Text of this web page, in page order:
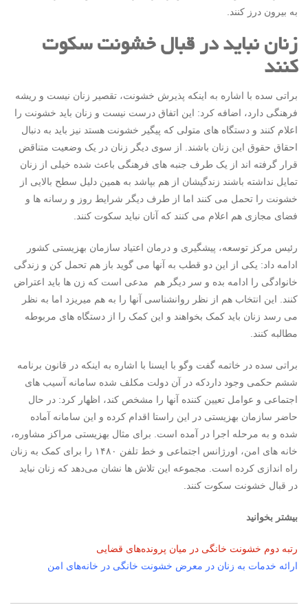
به بیرون درز کنند.
زنان نباید در قبال خشونت سکوت
کنند
براتی سده با اشاره به اینکه پذیرش خشونت، تقصیر زنان نیست و ریشه
فرهنگی دارد، اضافه کرد: این اتفاق درست نیست و زنان باید خشونت را
اعلام کنند و دستگاه های متولی که پیگیر خشونت هستد نیز باید به دنبال
احقاق حقوق این زنان باشند. از سوی دیگر زنان در یک وضعیت متناقض
قرار گرفته اند از یک طرف جنبه های فرهنگی باعث شده خیلی از زنان
تمایل نداشته باشند زندگیشان از هم بپاشد به همین دلیل سطح بالایی از
خشونت را تحمل می کنند اما از طرف دیگر شرایط روز و رسانه ها و
فضای مجازی هم اعلام می کنند که آنان نباید سکوت کنند.
رئیس مرکز توسعه، پیشگیری و درمان اعتیاد سازمان بهزیستی کشور
ادامه داد: یکی از این دو قطب به آنها می گوید باز هم تحمل کن و زندگی
خانوادگی را ادامه بده و سر دیگر هم مدعی است که زن ها باید اعتراض
کنند. این انتخاب هم از نظر روانشناسی آنها را به هم میریزد اما به نظر
می رسد زنان باید کمک بخواهند و این کمک را از دستگاه های مربوطه
مطالبه کنند.
براتی سده در خاتمه گفت وگو با ایسنا با اشاره به اینکه در قانون برنامه
ششم حکمی وجود داردکه در آن دولت مکلف شده سامانه آسیب های
اجتماعی و عوامل تعیین کننده آنها را مشخص کند، اظهار کرد: در حال
حاضر سازمان بهزیستی در این راستا اقدام کرده و این سامانه آماده
شده و به مرحله اجرا در آمده است. برای مثال بهزیستی مراکز مشاوره،
خانه های امن، اورژانس اجتماعی و خط تلفن ۱۴۸۰ را برای کمک به زنان
راه اندازی کرده است. مجموعه این تلاش ها نشان می‌دهد که زنان نباید
در قبال خشونت سکوت کنند.
بیشتر بخوانید
رتبه دوم خشونت خانگی در میان پرونده‌های قضایی
ارائه خدمات به زنان در معرض خشونت خانگی در خانه‌های امن